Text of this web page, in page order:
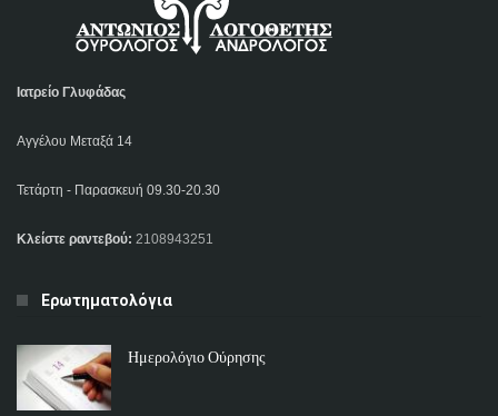
Ιατρείο Γλυφάδας
Αγγέλου Μεταξά 14
Τετάρτη - Παρασκευή 09.30-20.30
Κλείστε ραντεβού: 2108943251
Ερωτηματολόγια
Ημερολόγιο Ούρησης